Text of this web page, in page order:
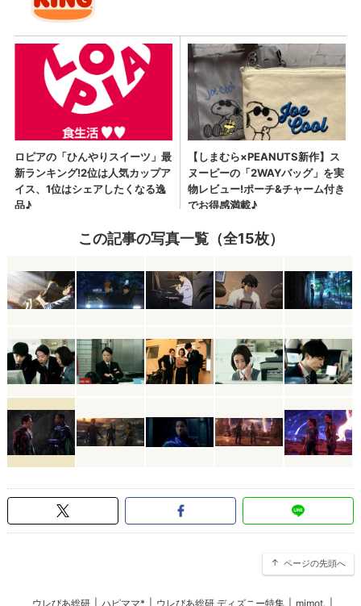
この記事の写真一覧（全15枚）
ページの先頭へ
ウレぴあ総研 ハピママ* ウレぴあ総研 ディズニー特集 mimot.